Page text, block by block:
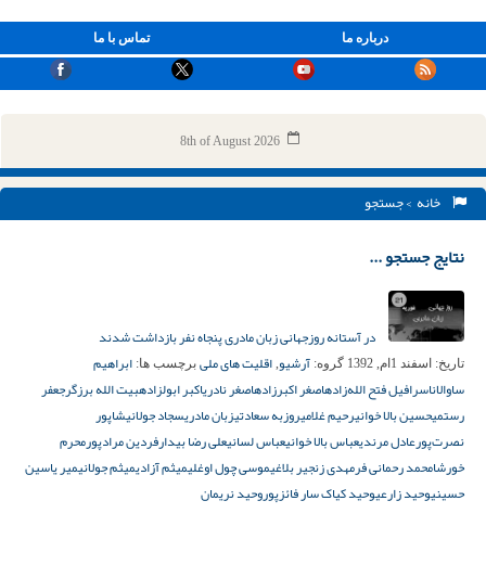
تماس با ما درباره ما
8th of August 2026
خانه > جستجو
نتایج جستجو ...
در آستانه روزجهانی زبان مادری پنجاه نفر بازداشت شدند
تاریخ: اسفند 1ام, 1392 گروه: آرشیو, اقلیت های ملی برچسب ها: ابراهیم
ساوالاناسرافیل فتح الله‌زادهاصغر اکبر‌زادهاصغر نادریاکبر ابولزادهبیت الله برزگرجعفر
رستمیحسین بالا خوانیرحیم غلامیروزبه سعادتیزبان مادریسجاد جولانیشاپور
نصرت‌پورعادل مرندیعباس بالا خوانیعباس لسانیعلی رضا بیدارفردین مرادپورمحرم
خورشامحمد رحمانی فرمهدی زنجیر بلاغیموسی چول اوغلیمیثم آزادیمیثم جولانیمیر یاسین
حسینیوحید زارعیوحید کیاک سار فائز‌پوروحید نریمان